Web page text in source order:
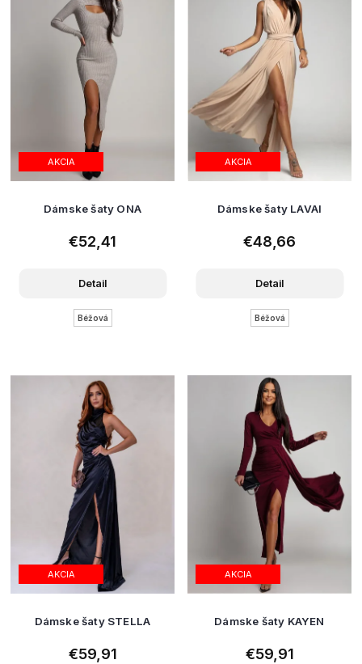
AKCIA
Dámske šaty ONA
€52,41
Detail
Béžová
AKCIA
Dámske šaty LAVAI
€48,66
Detail
Béžová
AKCIA
Dámske šaty STELLA
€59,91
AKCIA
Dámske šaty KAYEN
€59,91